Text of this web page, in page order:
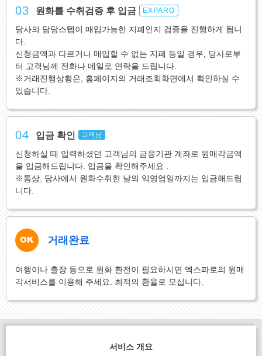
03 원화를 수취검증 후 입금 EXPARO
당사의 담당스텝이 매입가능한 지폐인지 검증을 진행하게 됩니
다.
신청금액과 다르거나 매입할 수 없는 지폐 등일 경우, 당사로부
터 고객님께 전화나 메일로 연락을 드립니다.
※거래진행상황은, 홈페이지의 거래조회화면에서 확인하실 수
있습니다.
04 입금 확인 고객님
신청하실 때 입력하셨던 고객님의 금융기관 계좌로 원매각금액
을 입금해드립니다. 입금을 확인해주세요 .
※통상, 당사에서 원화수취한 날의 익영업일까지는 입금해드립
니다.
거래완료
여행이나 출장 등으로 원화 환전이 필요하시면 엑스파로의 원매
각서비스를 이용해 주세요. 최적의 환율로 모십니다.
서비스 개요